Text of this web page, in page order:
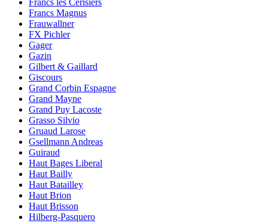
Francs Magnus
Frauwallner
FX Pichler
Gager
Gazin
Gilbert & Gaillard
Giscours
Grand Corbin Espagne
Grand Mayne
Grand Puy Lacoste
Grasso Silvio
Gruaud Larose
Gsellmann Andreas
Guiraud
Haut Bages Liberal
Haut Bailly
Haut Batailley
Haut Brion
Haut Brisson
Hilberg-Pasquero